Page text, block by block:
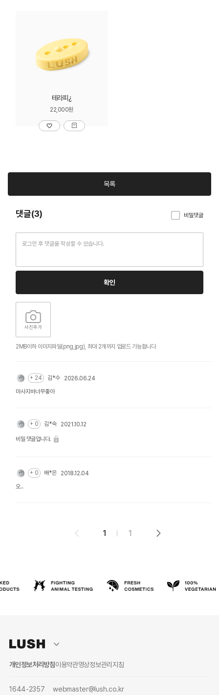
테라피¿
22,000원
목록
댓글(3) 비밀댓글
확인
사진추가
2MB이하 이미지파일(png,jpg), 최대 2개까지 업로드 가능합니다
+ 24 김*수
2026.06.24
마사지바너무좋아
+ 0 김*숙 2021.10.12
비밀 댓글입니다.
+ 0 배*은
2018.12.04
오..
1 1
개인정보처리방침이용약관영상정보관리지침
1644-2357 webmaster@lush.co.kr